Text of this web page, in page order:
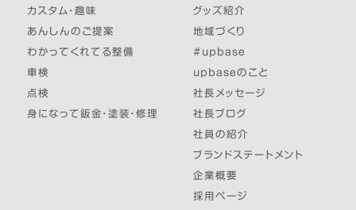
カスタム・趣味
あんしんのご提案
わかってくれてる整備
車検
点検
身になって鈑金・塗装・修理
グッズ紹介
地域づくり
#upbase
upbaseのこと
社長メッセージ
社長ブログ
社員の紹介
ブランドステートメント
企業概要
採用ページ